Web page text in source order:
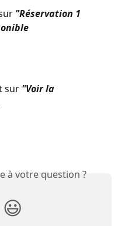
"Réservation 1
sur "Voir la
à votre question ?
😃